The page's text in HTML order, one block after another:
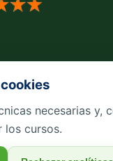
de privacidad
necesarias y,
los cursos.